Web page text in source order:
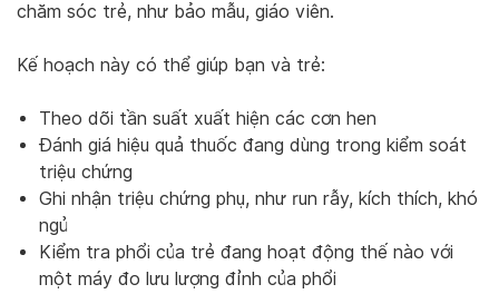
chăm sóc trẻ, như bảo mẫu, giáo viên.
Kế hoạch này có thể giúp bạn và trẻ:
Theo dõi tần suất xuất hiện các cơn hen
Đánh giá hiệu quả thuốc đang dùng trong kiểm soát
triệu chứng
Ghi nhận triệu chứng phụ, như run rẫy, kích thích, khó
ngủ
Kiểm tra phổi của trẻ đang hoạt động thế nào với
một máy đo lưu lượng đỉnh của phổi